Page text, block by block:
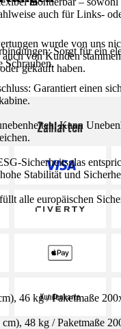
auch für Links-
Sorgt für ein
Schrauben.
Garantiert einen
Kann
Sicherheitsglas
Stabilität und
alle europäischen
46 kg / Paketmaße
48 kg / Paketmaße
wurde von uns
von Kunden
gekauft haben.
Zahlarten